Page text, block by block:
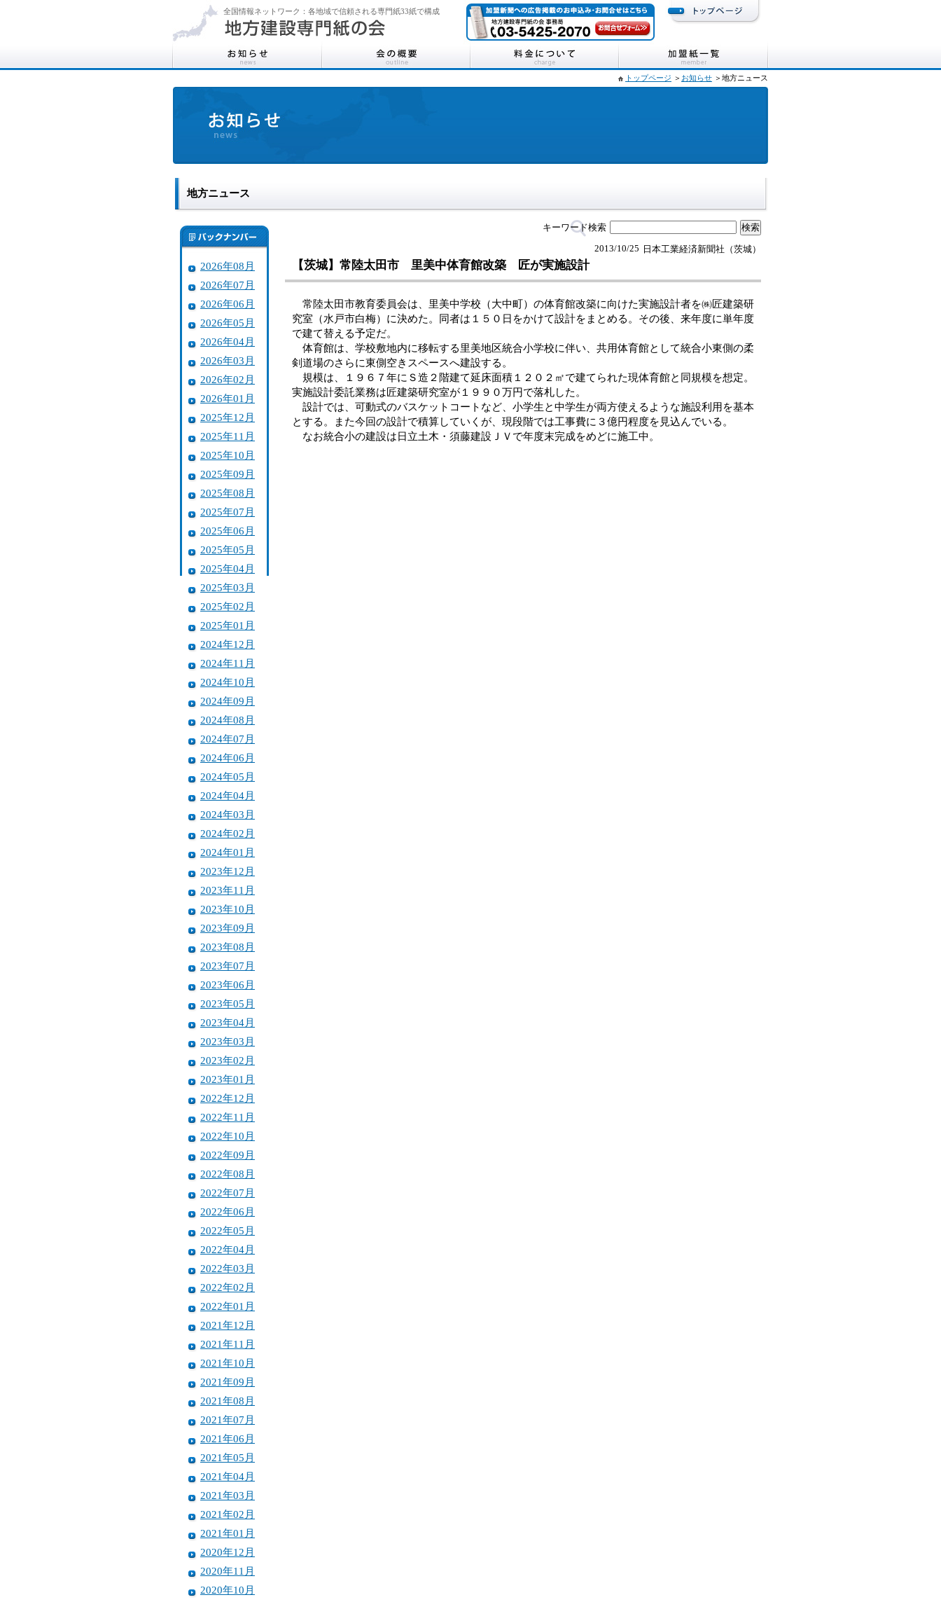
全国情報ネットワーク：各地域で信頼される専門紙33紙で構成
トップページ ＞ お知らせ ＞地方ニュース
地方ニュース
2026年08月
2026年07月
2026年06月
2026年05月
2026年04月
2026年03月
2026年02月
2026年01月
2025年12月
2025年11月
2025年10月
2025年09月
2025年08月
2025年07月
2025年06月
2025年05月
2025年04月
2025年03月
2025年02月
2025年01月
2024年12月
2024年11月
2024年10月
2024年09月
2024年08月
2024年07月
2024年06月
2024年05月
2024年04月
2024年03月
2024年02月
2024年01月
2023年12月
2023年11月
2023年10月
2023年09月
2023年08月
2023年07月
2023年06月
2023年05月
2023年04月
2023年03月
2023年02月
2023年01月
2022年12月
2022年11月
2022年10月
2022年09月
2022年08月
2022年07月
2022年06月
2022年05月
2022年04月
2022年03月
2022年02月
2022年01月
2021年12月
2021年11月
2021年10月
2021年09月
2021年08月
2021年07月
2021年06月
2021年05月
2021年04月
2021年03月
2021年02月
2021年01月
2020年12月
2020年11月
2020年10月
キーワード検索
日本工業経済新聞社（茨城）
2013/10/25
【茨城】常陸太田市 里美中体育館改築 匠が実施設計
常陸太田市教育委員会は、里美中学校（大中町）の体育館改築に向けた実施設計者を㈱匠建築研
究室（水戸市白梅）に決めた。同者は１５０日をかけて設計をまとめる。その後、来年度に単年度
で建て替える予定だ。
体育館は、学校敷地内に移転する里美地区統合小学校に伴い、共用体育館として統合小東側の柔
剣道場のさらに東側空きスペースへ建設する。
規模は、１９６７年にＳ造２階建て延床面積１２０２㎡で建てられた現体育館と同規模を想定。
実施設計委託業務は匠建築研究室が１９９０万円で落札した。
設計では、可動式のバスケットコートなど、小学生と中学生が両方使えるような施設利用を基本
とする。また今回の設計で積算していくが、現段階では工事費に３億円程度を見込んでいる。
なお統合小の建設は日立土木・須藤建設ＪＶで年度末完成をめどに施工中。